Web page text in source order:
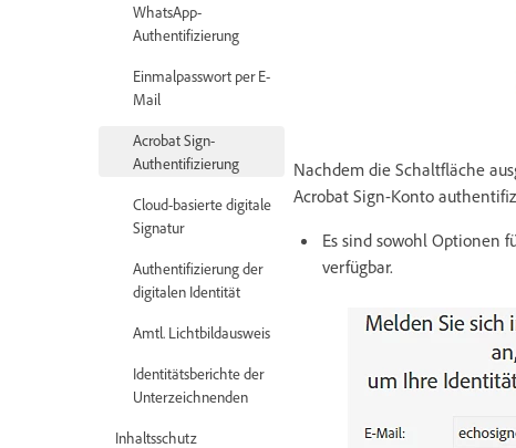
WhatsApp-
Authentifizierung
Einmalpasswort per E-
Mail
Acrobat Sign-
Authentifizierung
Cloud-basierte digitale
Signatur
Authentifizierung der
digitalen Identität
Amtl. Lichtbildausweis
Identitätsberichte der
Unterzeichnenden
Inhaltsschutz
Nachdem die Schaltfläche
Acrobat Sign-Konto
Es sind sowohl Optionen
verfügbar.